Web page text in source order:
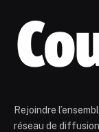
Rejoindre
réseau de